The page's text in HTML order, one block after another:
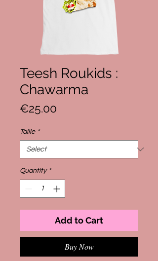
Teesh Roukids :
Chawarma
€25.00
Taille *
Quantity *
Add to Cart
Buy Now